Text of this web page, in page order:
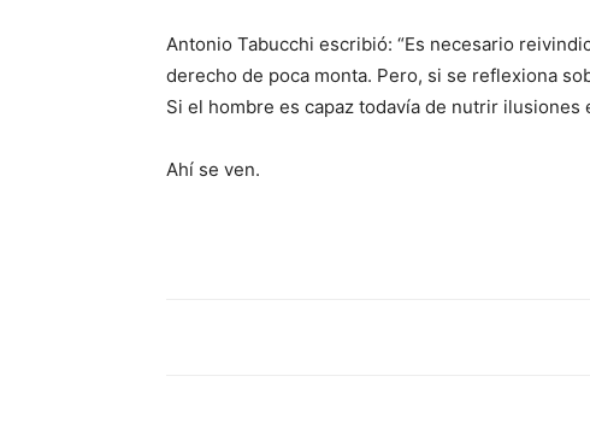
Antonio Tabucchi escribió: “Es necesario
derecho de poca monta. Pero, si se reflexiona
Si el hombre es capaz todavía de nutrir ilusiones
Ahí se ven.